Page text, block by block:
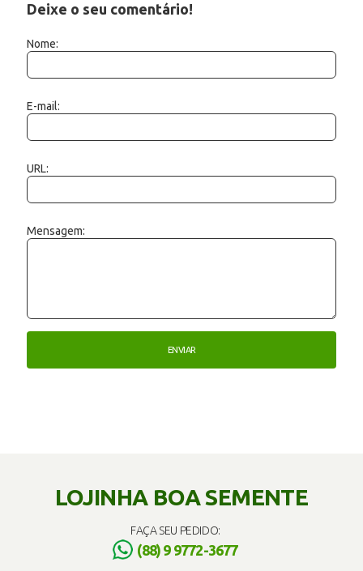
Deixe o seu comentário!
Nome:
E-mail:
URL:
Mensagem:
LOJINHA BOA SEMENTE
FAÇA SEU PEDIDO:
(88) 9 9772-3677